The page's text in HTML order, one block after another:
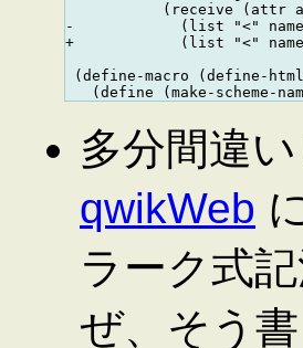
(receive (attr
-            (list "<" name
+            (list "<" name
(define-macro (define-
多分間違
qwikWeb
ラーク式
ぜ、そう